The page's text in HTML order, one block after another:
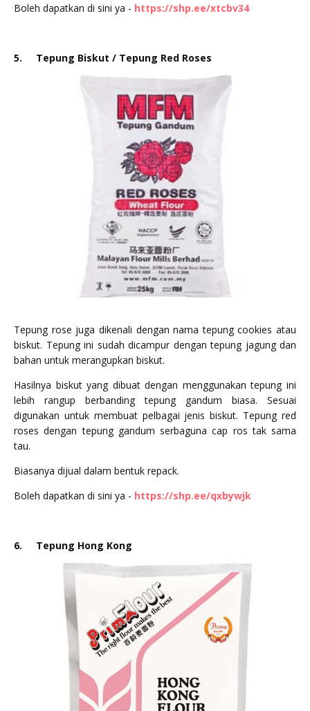
Boleh dapatkan di sini ya - https://shp.ee/xtcbv34
5. Tepung Biskut / Tepung Red Roses
Tepung rose juga dikenali dengan nama tepung cookies atau
biskut. Tepung ini sudah dicampur dengan tepung jagung dan
bahan untuk merangupkan biskut.
Hasilnya biskut yang dibuat dengan menggunakan tepung ini
lebih rangup berbanding tepung gandum biasa. Sesuai
digunakan untuk membuat pelbagai jenis biskut. Tepung red
roses dengan tepung gandum serbaguna cap ros tak sama
tau.
Biasanya dijual dalam bentuk repack.
Boleh dapatkan di sini ya - https://shp.ee/qxbywjk
6. Tepung Hong Kong